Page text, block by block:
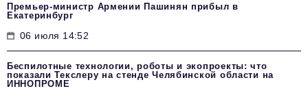
Премьер-министр Армении Пашинян прибыл в
Екатеринбург
06 июля 14:52
Беспилотные технологии, роботы и экопроекты: что
показали Текслеру на стенде Челябинской области на
ИННОПРОМЕ